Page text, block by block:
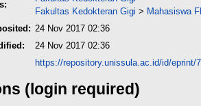
Fakultas Kedokteran Gigi > Mahasiswa
24 Nov 2017 02:36
24 Nov 2017 02:36
https://repository.unissula.ac.id/id/eprint/
(login required)